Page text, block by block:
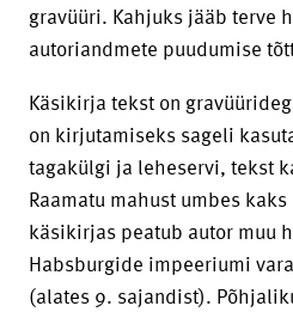
gravüüri. Kahjuks jääb terve
autoriandmete puudumise
Käsikirja tekst on
on kirjutamiseks sageli
tagakülgi ja leheservi, tekst
Raamatu mahust umbes
käsikirjas peatub autor muu
Habsburgide impeeriumi
(alates 9. sajandist).